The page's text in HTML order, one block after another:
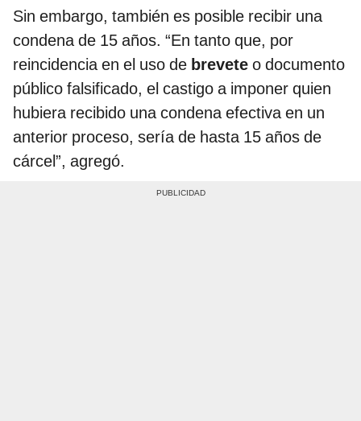
Sin embargo, también es posible recibir una
condena de 15 años. “En tanto que, por
reincidencia en el uso de brevete o documento
público falsificado, el castigo a imponer quien
hubiera recibido una condena efectiva en un
anterior proceso, sería de hasta 15 años de
cárcel”, agregó.